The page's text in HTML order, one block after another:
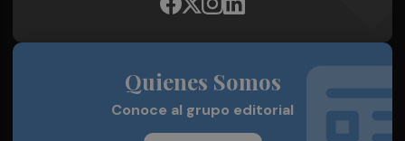
Quienes Somos
Conoce al grupo editorial